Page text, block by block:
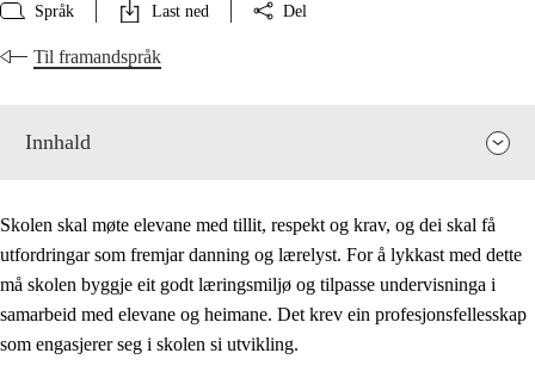
Språk Last ned Del
Til framandspråk
Innhald
Skolen skal møte elevane med tillit, respekt og krav, og dei skal få
utfordringar som fremjar danning og lærelyst. For å lykkast med dette
må skolen byggje eit godt læringsmiljø og tilpasse undervisninga i
samarbeid med elevane og heimane. Det krev ein profesjonsfellesskap
som engasjerer seg i skolen si utvikling.